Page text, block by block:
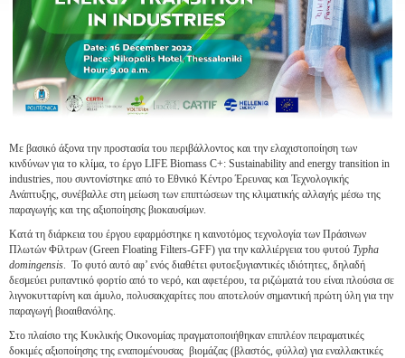
Με βασικό άξονα την προστασία του περιβάλλοντος και την ελαχιστοποίηση των
κινδύνων για το κλίμα, το έργο LIFE Biomass C+: Sustainability and energy transition in
industries, που συντονίστηκε από το Εθνικό Κέντρο Έρευνας και Τεχνολογικής
Ανάπτυξης, συνέβαλλε στη μείωση των επιπτώσεων της κλιματικής αλλαγής μέσω της
παραγωγής και της αξιοποίησης βιοκαυσίμων.
Κατά τη διάρκεια του έργου εφαρμόστηκε η καινοτόμος τεχνολογία των Πράσινων
Πλωτών Φίλτρων (Green Floating Filters-GFF) για την καλλιέργεια του φυτού Typha
domingensis . Το φυτό αυτό αφ’ ενός διαθέτει φυτοεξυγιαντικές ιδιότητες, δηλαδή
δεσμεύει ρυπαντικό φορτίο από το νερό, και αφετέρου, τα ριζώματά του είναι πλούσια σε
λιγνοκυτταρίνη και άμυλο, πολυσακχαρίτες που αποτελούν σημαντική πρώτη ύλη για την
παραγωγή βιοαιθανόλης.
Στο πλαίσιο της Κυκλικής Οικονομίας πραγματοποιήθηκαν επιπλέον πειραματικές
δοκιμές αξιοποίησης της εναπομένουσας βιομάζας (βλαστός, φύλλα) για εναλλακτικές